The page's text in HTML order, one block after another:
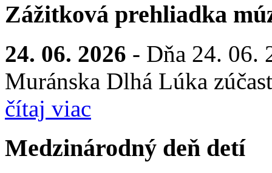
Zážitková prehliadka
24. 06. 2026 - Dňa 24. 06.
Muránska Dlhá Lúka
čítaj viac
Medzinárodný deň detí